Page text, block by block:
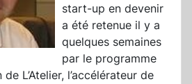
start-up en devenir
a été retenue il y a
quelques semaines
par le programme
L’Atelier, l’accélérateur de